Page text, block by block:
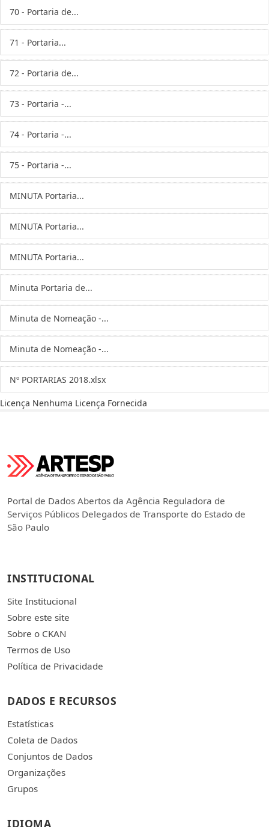
70 - Portaria de...
71 - Portaria...
72 - Portaria de...
73 - Portaria -...
74 - Portaria -...
75 - Portaria -...
MINUTA Portaria...
MINUTA Portaria...
MINUTA Portaria...
Minuta Portaria de...
Minuta de Nomeação -...
Minuta de Nomeação -...
Nº PORTARIAS 2018.xlsx
Licença Nenhuma Licença Fornecida
Portal de Dados Abertos da Agência Reguladora de
Serviços Públicos Delegados de Transporte do Estado de
São Paulo
INSTITUCIONAL
Site Institucional
Sobre este site
Sobre o CKAN
Termos de Uso
Política de Privacidade
DADOS E RECURSOS
Estatísticas
Coleta de Dados
Conjuntos de Dados
Organizações
Grupos
IDIOMA